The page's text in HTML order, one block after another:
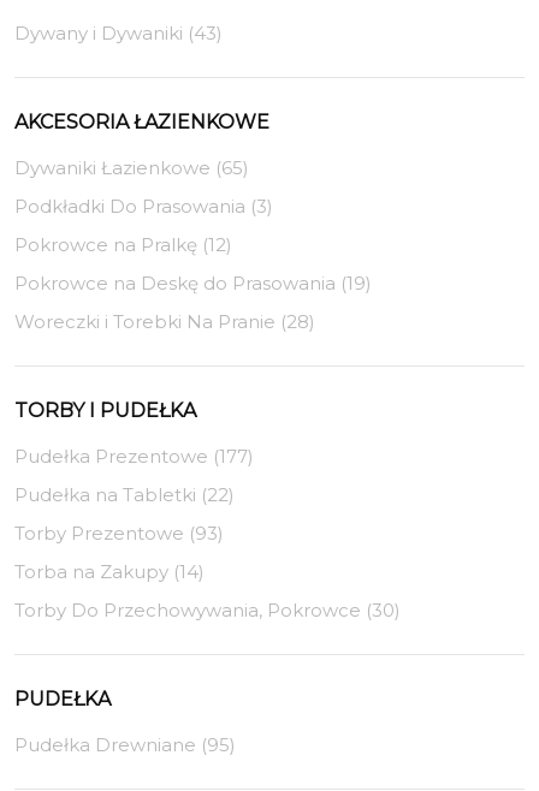
Dywany i Dywaniki (43)
AKCESORIA ŁAZIENKOWE
Dywaniki Łazienkowe (65)
Podkładki Do Prasowania (3)
Pokrowce na Pralkę (12)
Pokrowce na Deskę do Prasowania (19)
Woreczki i Torebki Na Pranie (28)
TORBY I PUDEŁKA
Pudełka Prezentowe (177)
Pudełka na Tabletki (22)
Torby Prezentowe (93)
Torba na Zakupy (14)
Torby Do Przechowywania, Pokrowce (30)
PUDEŁKA
Pudełka Drewniane (95)